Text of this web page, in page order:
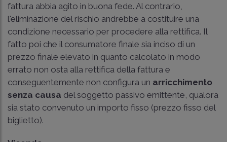
fattura abbia agito in buona fede. Al contrario,
l'eliminazione del rischio andrebbe a costituire una
condizione necessario per procedere alla rettifica. Il
fatto poi che il consumatore finale sia inciso di un
prezzo finale elevato in quanto calcolato in modo
errato non osta alla rettifica della fattura e
conseguentemente non configura un arricchimento
senza causa del soggetto passivo emittente, qualora
sia stato convenuto un importo fisso (prezzo fisso del
biglietto).